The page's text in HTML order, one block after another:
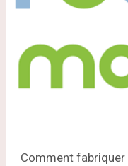
Comment fabriquer